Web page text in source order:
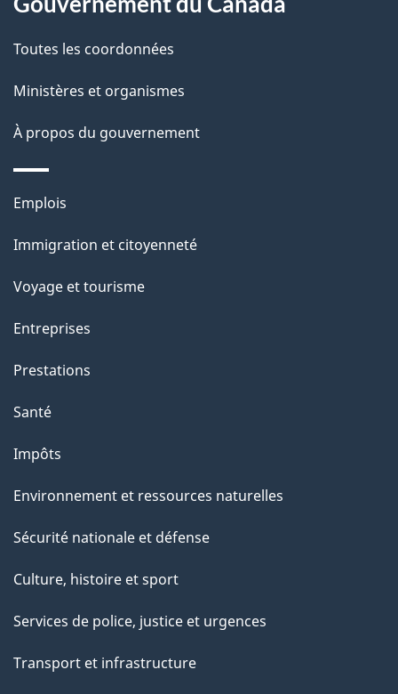
t
a
l
s
l
a
a
g
"
ce
site
Toutes les coordonnées
Ministères et organismes
À propos du gouvernement
Thèmes
sujets
Emplois
Immigration et citoyenneté
Voyage et tourisme
Entreprises
Prestations
Santé
Impôts
Environnement et ressources naturelles
Sécurité nationale et défense
Culture, histoire et sport
Services de police, justice et urgences
Transport et infrastructure